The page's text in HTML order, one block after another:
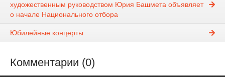
художественным руководством Юрия Башмета объявляет
о начале Национального отбора
Юбилейные концерты
Комментарии (0)